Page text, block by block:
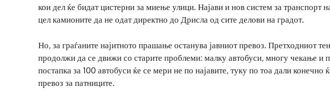
кои дел ќе бидат цистерни за миење улици. Најави и нов систем за транспорт
цел камионите да не одат директно до Дрисла од сите делови на градот.
Но, за граѓаните најитното прашање останува јавниот превоз. Претходниот
продолжи да се движи со старите проблеми: малку автобуси, многу чекање и
постапка за 100 автобуси ќе се мери не по најавите, туку по тоа дали
превоз за патниците.